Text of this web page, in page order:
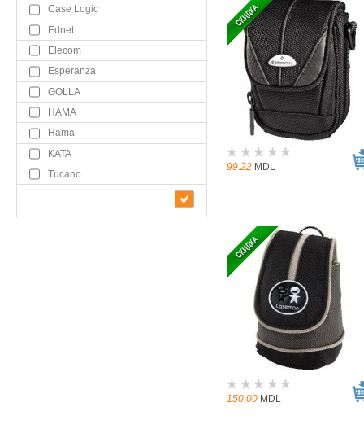
Case Logic
Ednet
Elecom
Esperanza
GOLLA
HAMA
Hama
KATA
Tucano
99.22 MDL
150.00 MDL